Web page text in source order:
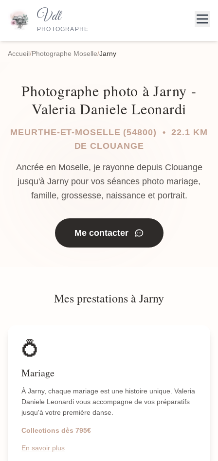
Vdl
PHOTOGRAPHE
Accueil/Photographe Moselle/Jarny
Photographe photo à Jarny -
Valeria Daniele Leonardi
MEURTHE-ET-MOSELLE (54800) • 22.1 KM
DE CLOUANGE
Ancrée en Moselle, je rayonne depuis Clouange
jusqu'à Jarny pour vos séances photo mariage,
famille, grossesse, naissance et portrait.
Me contacter
Mes prestations à Jarny
💍
Mariage
À Jarny, chaque mariage est une histoire unique. Valeria
Daniele Leonardi vous accompagne de vos préparatifs
jusqu'à votre première danse.
Collections dès 795€
En savoir plus